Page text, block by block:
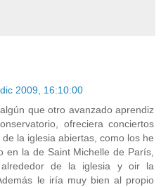
2009, 16:10:00
que otro avanzado aprendiz
ofreciera conciertos
la iglesia abiertas, como los he
en la de Saint Michelle de París,
de la iglesia y oir la
le iría muy bien al propio